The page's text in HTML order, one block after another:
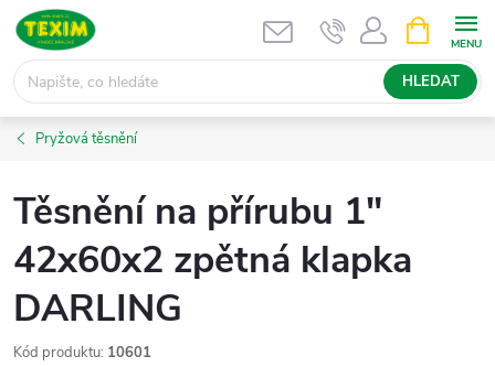
Přejít
obsah
HLEDAT
NÁKUPNÍ
KOŠÍK
Pryžová těsnění
Těsnění na přírubu 1"
42x60x2 zpětná klapka
DARLING
Kód produktu: 10601